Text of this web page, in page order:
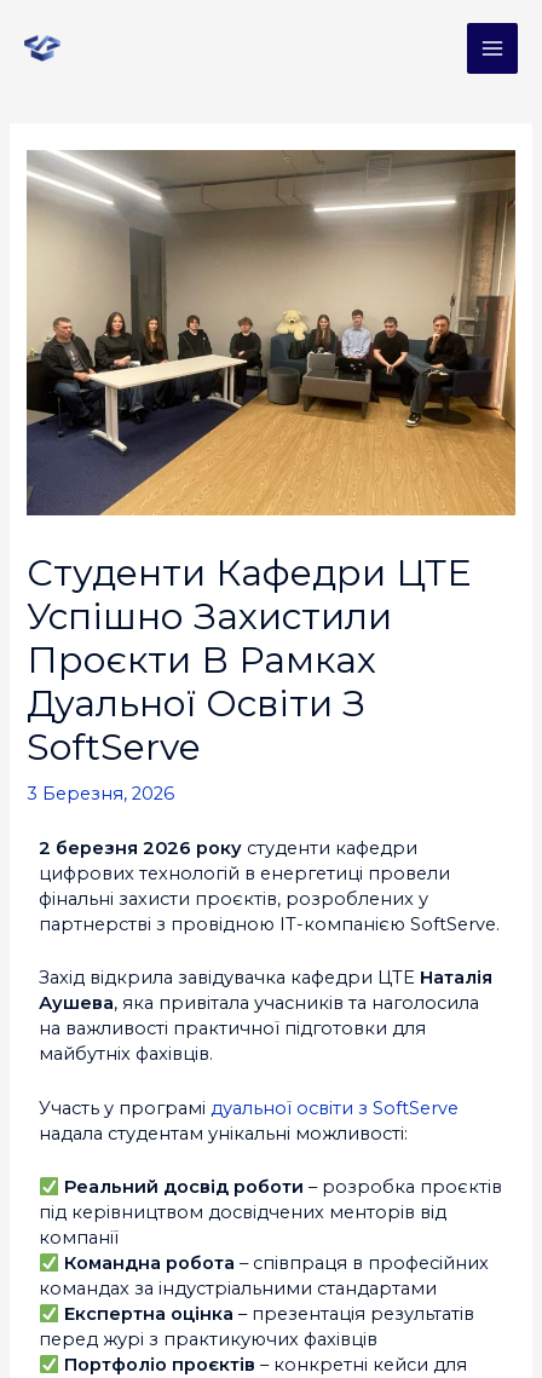
Студенти Кафедри ЦТЕ
Успішно Захистили
Проєкти В Рамках
Дуальної Освіти З
SoftServe
3 Березня, 2026
2 березня 2026 року студенти кафедри
цифрових технологій в енергетиці провели
фінальні захисти проєктів, розроблених у
партнерстві з провідною IT-компанією SoftServe.
Захід відкрила завідувачка кафедри ЦТЕ Наталія
Аушева, яка привітала учасників та наголосила
на важливості практичної підготовки для
майбутніх фахівців.
Участь у програмідуальної освіти з SoftServe
надала студентам унікальні можливості:
Реальний досвід роботи – розробка проєктів
під керівництвом досвідчених менторів від
компанії
Командна робота – співпраця в професійних
командах за індустріальними стандартами
Експертна оцінка – презентація результатів
перед журі з практикуючих фахівців
Портфоліо проєктів – конкретні кейси для